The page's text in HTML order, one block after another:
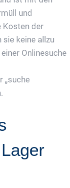
und
Kosten der
keine allzu
Onlinesuche
„suche